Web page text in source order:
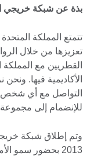
بذة عن شبكة خريجي
تتمتع المملكة
تعزيزها من خلال
القطريين مع
الأكاديمية فيها.
التواصل مع أي شخص
للإنضمام إلى مجموعة
وتم إطلاق شبكة
2013 بحضور سمو